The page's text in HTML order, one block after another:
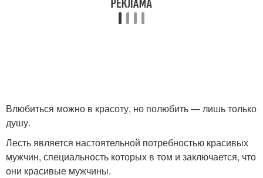
Влюбиться можно в красоту, но полюбить — лишь только
душу.
Лесть является настоятельной потребностью красивых
мужчин, специальность которых в том и заключается, что
они красивые мужчины.